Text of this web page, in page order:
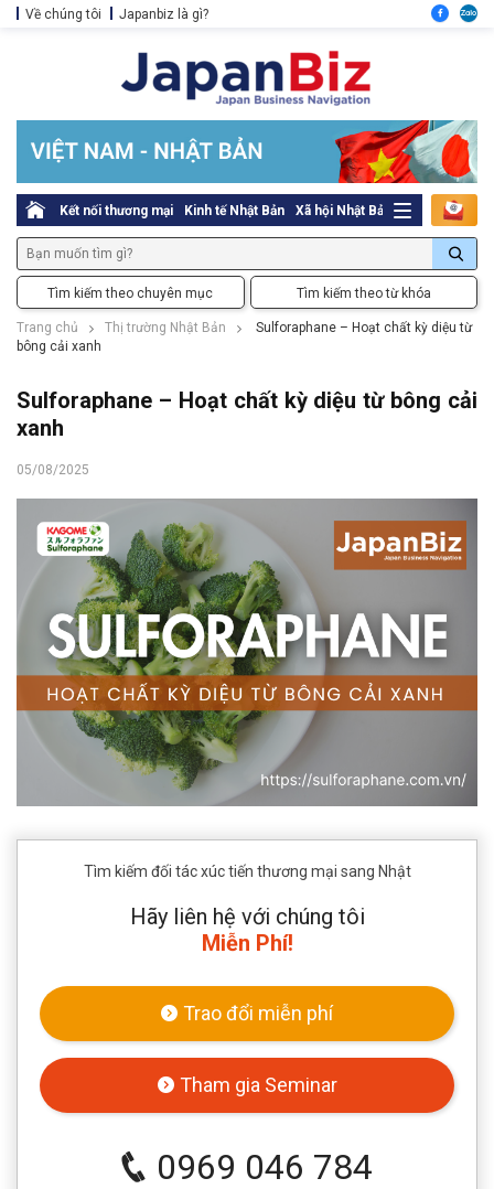
Về chúng tôi Japanbiz là gì?
Kết nối thương mại Kinh tế Nhật Bản Xã hội Nhật Bản Thủ tục pháp
Tìm kiếm theo chuyên mục Tìm kiếm theo từ khóa
Trang chủ Thị trường Nhật Bản
Sulforaphane – Hoạt chất kỳ diệu từ
bông cải xanh
Sulforaphane – Hoạt chất kỳ diệu từ bông cải
xanh
05/08/2025
Tìm kiếm đối tác xúc tiến thương mại sang Nhật
Hãy liên hệ với chúng tôi
Miễn Phí!
Trao đổi miễn phí
Tham gia Seminar
0969 046 784